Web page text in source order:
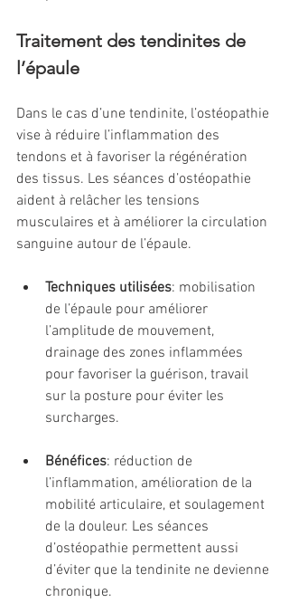
Traitement des tendinites de
l’épaule
Dans le cas d’une tendinite, l’ostéopathie
vise à réduire l’inflammation des
tendons et à favoriser la régénération
des tissus. Les séances d’ostéopathie
aident à relâcher les tensions
musculaires et à améliorer la circulation
sanguine autour de l’épaule.
Techniques utilisées: mobilisation
de l’épaule pour améliorer
l’amplitude de mouvement,
drainage des zones inflammées
pour favoriser la guérison, travail
sur la posture pour éviter les
surcharges.
Bénéfices: réduction de
l’inflammation, amélioration de la
mobilité articulaire, et soulagement
de la douleur. Les séances
d’ostéopathie permettent aussi
d’éviter que la tendinite ne devienne
chronique.